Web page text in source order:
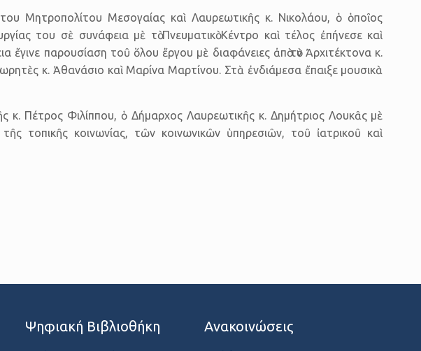
Μητροπολίτου Μεσογαίας καὶ Λαυρεωτικῆς κ. Νικολάου, ὁ ὁποῖος
του σὲ συνάφεια μὲ τὸ Πνευματικὸ Κέντρο καὶ τέλος ἐπήνεσε καὶ
παρουσίαση τοῦ ὅλου ἔργου μὲ διαφάνειες ἀπὸ τὸν Ἀρχιτέκτονα κ.
κ. Ἀθανάσιο καὶ Μαρίνα Μαρτίνου. Στὰ ἐνδιάμεσα ἔπαιξε μουσικὰ
κ. Πέτρος Φιλίππου, ὁ Δήμαρχος Λαυρεωτικῆς κ. Δημήτριος Λουκᾶς μὲ
τοπικῆς κοινωνίας, τῶν κοινωνικῶν ὑπηρεσιῶν, τοῦ ἰατρικοῦ καὶ
Ψηφιακή Βιβλιοθήκη Ανακοινώσεις